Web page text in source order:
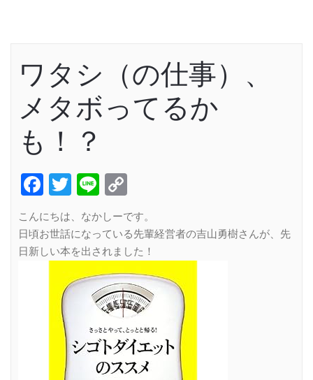
ワタシ（の仕事）、
メタボってるか
も！？
Facebook
Twitter
Line
Link
こんにちは、なかしーです。
日頃お世話になっている先輩経営者の吉山勇樹さんが、先
日新しい本を出されました！